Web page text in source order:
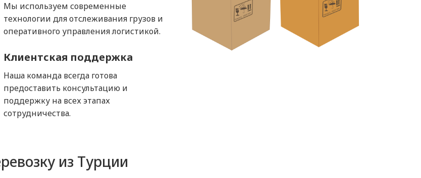
Мы используем современные
технологии для отслеживания грузов и
оперативного управления логистикой.
Клиентская поддержка
Наша команда всегда готова
предоставить консультацию и
поддержку на всех этапах
сотрудничества.
из Турции